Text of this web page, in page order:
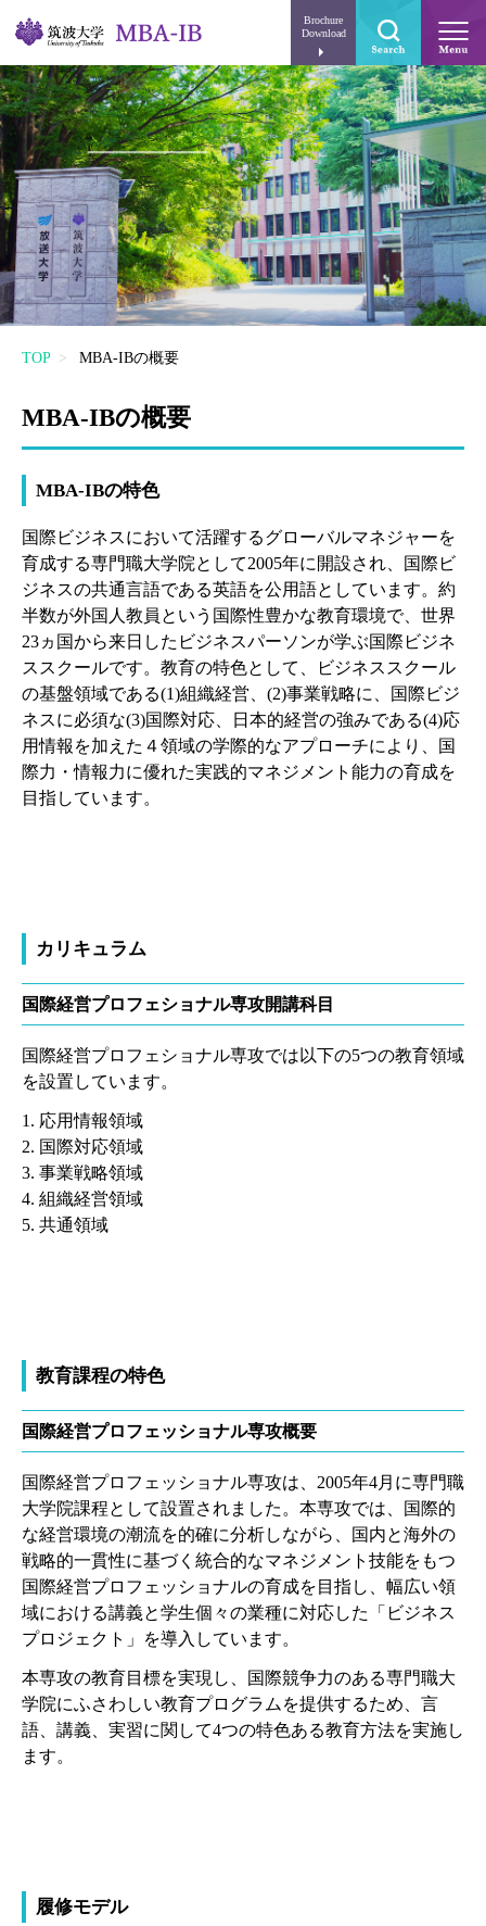
Brochure
Download
TOP MBA-IBの概要
MBA-IBの概要
MBA-IBの特色
国際ビジネスにおいて活躍するグローバルマネジャーを
育成する専門職大学院として2005年に開設され、国際ビ
ジネスの共通言語である英語を公用語としています。約
半数が外国人教員という国際性豊かな教育環境で、世界
23ヵ国から来日したビジネスパーソンが学ぶ国際ビジネ
ススクールです。教育の特色として、ビジネススクール
の基盤領域である(1)組織経営、(2)事業戦略に、国際ビジ
ネスに必須な(3)国際対応、日本的経営の強みである(4)応
用情報を加えた４領域の学際的なアプローチにより、国
際力・情報力に優れた実践的マネジメント能力の育成を
目指しています。
カリキュラム
国際経営プロフェショナル専攻開講科目
国際経営プロフェショナル専攻では以下の5つの教育領域
を設置しています。
1. 応用情報領域
2. 国際対応領域
3. 事業戦略領域
4. 組織経営領域
5. 共通領域
教育課程の特色
国際経営プロフェッショナル専攻概要
国際経営プロフェッショナル専攻は、2005年4月に専門職
大学院課程として設置されました。本専攻では、国際的
な経営環境の潮流を的確に分析しながら、国内と海外の
戦略的一貫性に基づく統合的なマネジメント技能をもつ
国際経営プロフェッショナルの育成を目指し、幅広い領
域における講義と学生個々の業種に対応した「ビジネス
プロジェクト」を導入しています。
本専攻の教育目標を実現し、国際競争力のある専門職大
学院にふさわしい教育プログラムを提供するため、言
語、講義、実習に関して4つの特色ある教育方法を実施し
ます。
履修モデル